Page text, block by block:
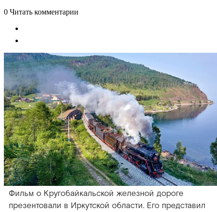
0 Читать комментарии
Фильм о Кругобайкальской железной дороге
презентовали в Иркутской области. Его представил